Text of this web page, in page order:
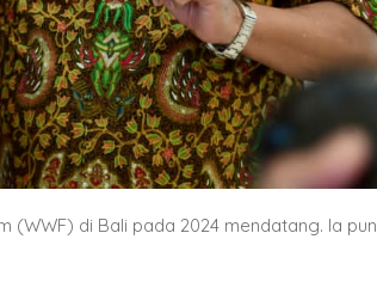
di Bali pada 2024 mendatang. Ia pun